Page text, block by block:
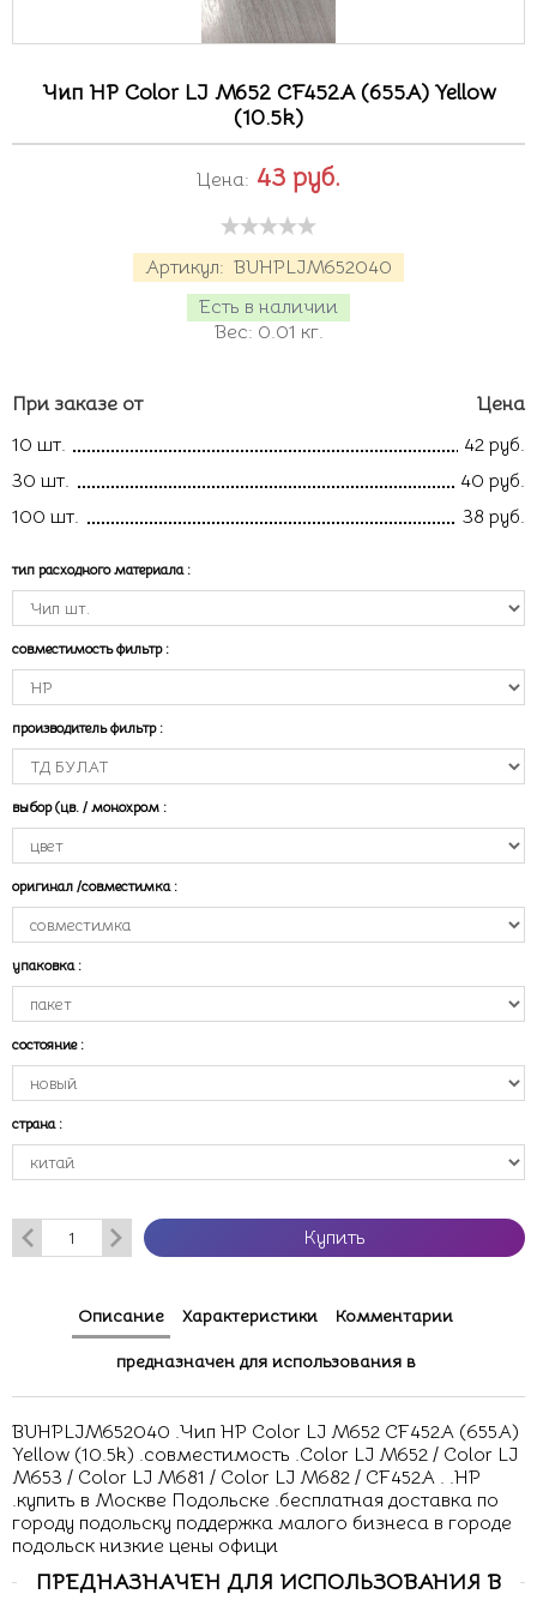
Чип HP Color LJ M652 CF452A (655A) Yellow
(10.5k)
Артикул: BUHPLJM652040
Есть в наличии
Вес: 0.01 кг.
Цена: 43 руб.
При заказе от
Цена
10 шт.
42 руб.
30 шт.
40 руб.
100 шт.
38 руб.
тип расходного материала :
совместимость фильтр :
производитель фильтр :
выбор (цв. / монохром :
оригинал /совместимка :
упаковка :
состояние :
страна :
Купить
Описание Характеристики Комментарии
предназначен для использования в
BUHPLJM652040 .Чип HP Color LJ M652 CF452A (655A)
Yellow (10.5k) .совместимость .Color LJ M652 / Color LJ
M653 / Color LJ M681 / Color LJ M682 / CF452A . .HP
.купить в Москве Подольске .бесплатная доставка по
городу подольску поддержка малого бизнеса в городе
подольск низкие цены офици
ПРЕДНАЗНАЧЕН ДЛЯ ИСПОЛЬЗОВАНИЯ В